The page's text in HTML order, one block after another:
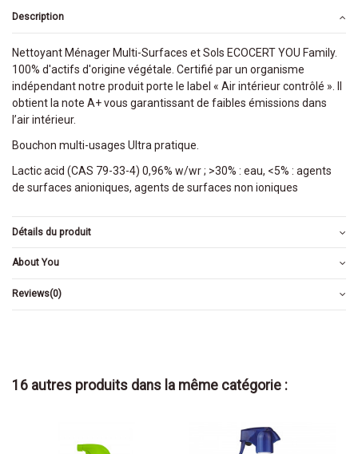
Description
Nettoyant Ménager Multi-Surfaces et Sols ECOCERT YOU Family.
100% d'actifs d'origine végétale. Certifié par un organisme
indépendant notre produit porte le label « Air intérieur contrôlé ». Il
obtient la note A+ vous garantissant de faibles émissions dans
l’air intérieur.
Bouchon multi-usages Ultra pratique.
Lactic acid (CAS 79-33-4) 0,96% w/wr ; >30% : eau, <5% : agents
de surfaces anioniques, agents de surfaces non ioniques
Détails du produit
About You
Reviews(0)
16 autres produits dans la même catégorie :